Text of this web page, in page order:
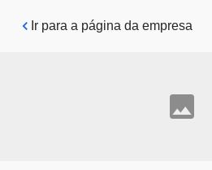
Pular para o conteúdo principal
Ir para a página da empresa